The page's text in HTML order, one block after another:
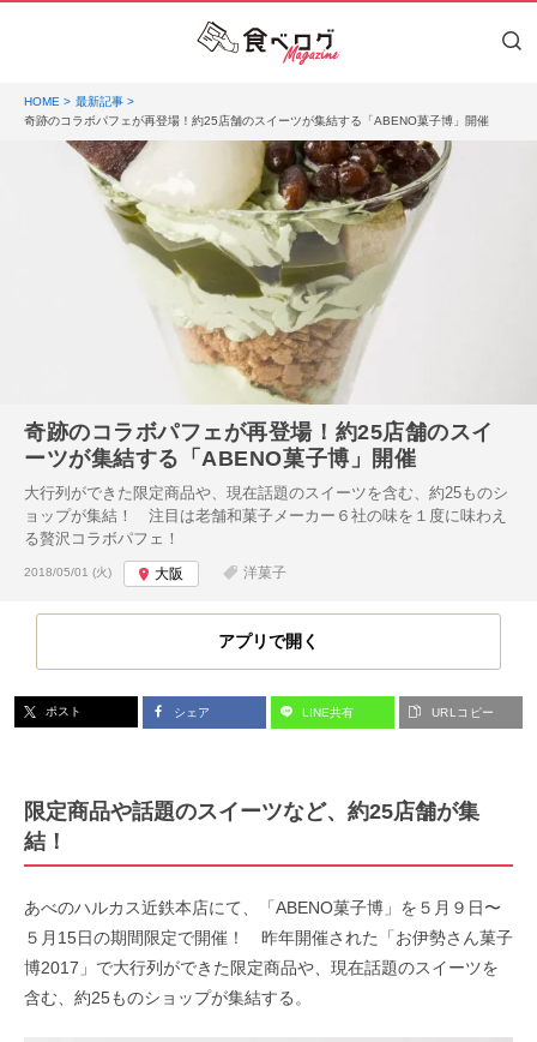
HOME
最新記事
奇跡のコラボパフェが再登場！約25店舗のスイーツが集結する「ABENO菓子博」開催
奇跡のコラボパフェが再登場！約25店舗のスイ
ーツが集結する「ABENO菓子博」開催
大行列ができた限定商品や、現在話題のスイーツを含む、約25ものシ
ョップが集結！ 注目は老舗和菓子メーカー６社の味を１度に味わえ
る贅沢コラボパフェ！
投稿日:
2018/05/01 (火) 大阪 洋菓子
アプリで開く
ポスト シェア LINE共有 URLコピー
限定商品や話題のスイーツなど、約25店舗が集
結！
あべのハルカス近鉄本店にて、「ABENO菓子博」を５月９日〜
５月15日の期間限定で開催！ 昨年開催された「お伊勢さん菓子
博2017」で大行列ができた限定商品や、現在話題のスイーツを
含む、約25ものショップが集結する。